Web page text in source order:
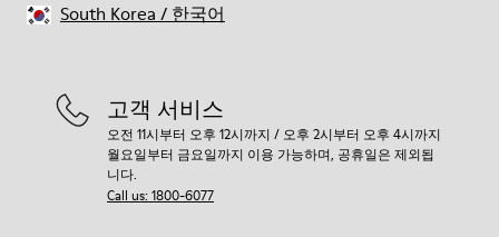
고객 서비스
오전 11시부터 오후 12시까지 / 오후 2시부터 오후 4시까지
월요일부터 금요일까지 이용 가능하며, 공휴일은 제외됩
니다.
Call us: 1800-6077
South Korea / 한국어